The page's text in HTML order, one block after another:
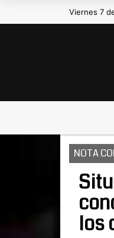
Viernes 7
NOTA
los